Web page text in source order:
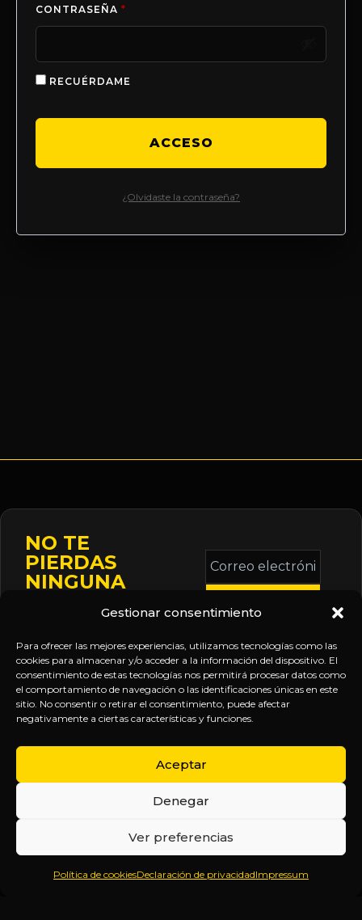
Gestionar consentimiento
Para ofrecer las mejores experiencias, utilizamos tecnologías como las
cookies para almacenar y/o acceder a la información del dispositivo. El
consentimiento de estas tecnologías nos permitirá procesar datos como
el comportamiento de navegación o las identificaciones únicas en este
sitio. No consentir o retirar el consentimiento, puede afectar
negativamente a ciertas características y funciones.
Aceptar
Denegar
Ver preferencias
Política de cookiesDeclaración de privacidadImpressum
CONTRASEÑA *
RECUÉRDAME
ACCESO
¿Olvidaste la contraseña?
NO TE
PIERDAS
NINGUNA
Mantente informado
sobre la agenda de
eventos, nuevas
publicaciones y
actualizaciones de tu
suscripción.
Correo
electrónico
*
Inicio
Sobre
Política
de
SÍGUENOS